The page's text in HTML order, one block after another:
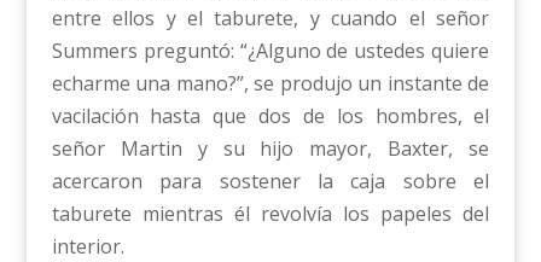
entre ellos y el taburete, y cuando el señor
Summers preguntó: “¿Alguno de ustedes quiere
echarme una mano?”, se produjo un instante de
vacilación hasta que dos de los hombres, el
señor Martin y su hijo mayor, Baxter, se
acercaron para sostener la caja sobre el
taburete mientras él revolvía los papeles del
interior.